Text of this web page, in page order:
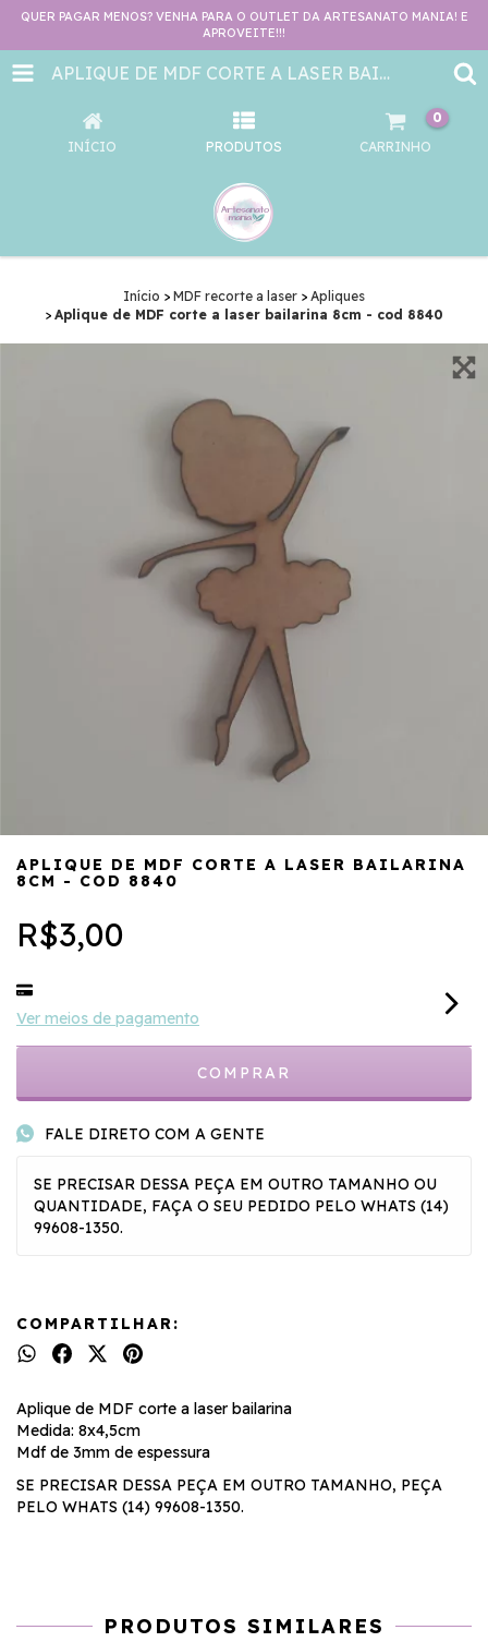
QUER PAGAR MENOS? VENHA PARA O OUTLET DA ARTESANATO MANIA! E
APROVEITE!!!
APLIQUE DE MDF CORTE A LASER BAILARINA 8CM - COD 8840
INÍCIO PRODUTOS CARRINHO
0
Início > MDF recorte a laser > Apliques
> Aplique de MDF corte a laser bailarina 8cm - cod 8840
APLIQUE DE MDF CORTE A LASER BAILARINA
8CM - COD 8840
R$3,00
Ver meios de pagamento
FALE DIRETO COM A GENTE
SE PRECISAR DESSA PEÇA EM OUTRO TAMANHO OU
QUANTIDADE, FAÇA O SEU PEDIDO PELO WHATS (14)
99608-1350.
COMPARTILHAR:
Aplique de MDF corte a laser bailarina
Medida: 8x4,5cm
Mdf de 3mm de espessura
SE PRECISAR DESSA PEÇA EM OUTRO TAMANHO, PEÇA
PELO WHATS (14) 99608-1350.
PRODUTOS SIMILARES